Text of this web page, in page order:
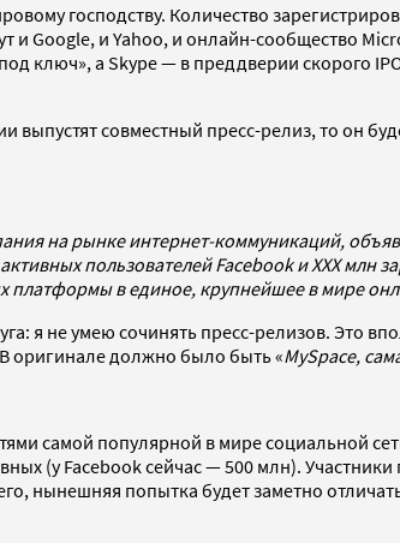
господству. Количество
Google, и Yahoo, и онлайн-сообщество
ключ», а Skype — в преддверии скорого
совместный пресс-релиз, то он
на рынке интернет-коммуникаций,
пользователей Facebook и ХХХ млн
платформы в единое, крупнейшее в мире
я не умею сочинять пресс-релизов. Это
оригинале должно было быть «MySpace,
самой популярной в мире социальной
(у Facebook сейчас — 500 млн).
нынешняя попытка будет заметно